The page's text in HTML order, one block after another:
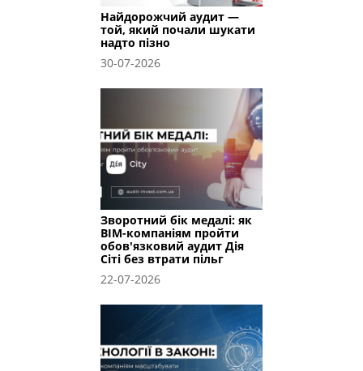
Найдорожчий аудит —
той, який почали шукати
надто пізно
30-07-2026
Зворотний бік медалі: як
BIM-компаніям пройти
обов'язковий аудит Дія
Сіті без втрати пільг
22-07-2026